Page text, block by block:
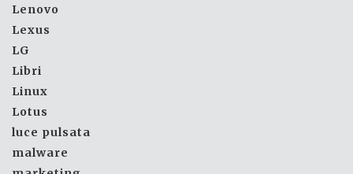
Lenovo
Lexus
LG
Libri
Linux
Lotus
luce pulsata
malware